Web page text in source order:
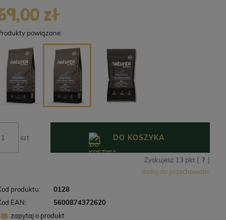
zł
powiązane:
szt DO KOSZYKA
Zyskujesz 13 pkt [ ? ]
dodaj do przechowalni
produktu:
0128
EAN:
5600874372620
zapytaj o produkt